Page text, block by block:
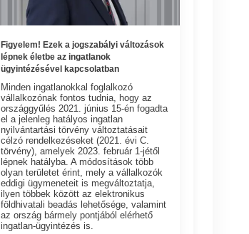
Figyelem! Ezek a jogszabályi változások
lépnek életbe az ingatlanok
ügyintézésével kapcsolatban
Minden ingatlanokkal foglalkozó
vállalkozónak fontos tudnia, hogy az
országgyűlés 2021. június 15-én fogadta
el a jelenleg hatályos ingatlan
nyilvántartási törvény változtatásait
célzó rendelkezéseket (2021. évi C.
törvény), amelyek 2023. február 1-jétől
lépnek hatályba. A módosítások több
olyan területet érint, mely a vállalkozók
eddigi ügymeneteit is megváltoztatja,
ilyen többek között az elektronikus
földhivatali beadás lehetősége, valamint
az ország bármely pontjából elérhető
ingatlan-ügyintézés is.